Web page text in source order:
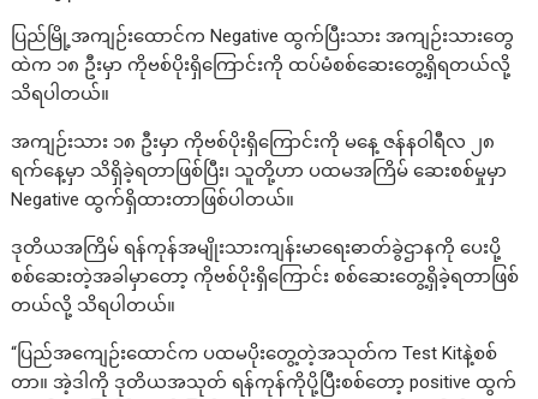
ပြည်မြို့အကျဉ်းထောင်က Negative ထွက်ပြီးသား အကျဉ်းသားတွေ
ထဲက ၁၈ ဦးမှာ ကိုဗစ်ပိုးရှိကြောင်းကို ထပ်မံစစ်ဆေးတွေ့ရှိရတယ်လို့
သိရပါတယ်။
အကျဉ်းသား ၁၈ ဦးမှာ ကိုဗစ်ပိုးရှိကြောင်းကို မနေ့ ဇန်နဝါရီလ ၂၈
ရက်နေ့မှာ သိရှိခဲ့ရတာဖြစ်ပြီး၊ သူတို့ဟာ ပထမအကြိမ် ဆေးစစ်မှုမှာ
Negative ထွက်ရှိထားတာဖြစ်ပါတယ်။
ဒုတိယအကြိမ် ရန်ကုန်အမျိုးသားကျန်းမာရေးဓာတ်ခွဲဌာနကို ပေးပို့
စစ်ဆေးတဲ့အခါမှာတော့ ကိုဗစ်ပိုးရှိကြောင်း စစ်ဆေးတွေ့ရှိခဲ့ရတာဖြစ်
တယ်လို့ သိရပါတယ်။
“ပြည်အကျေဉ်းထောင်က ပထမပိုးတွေ့တဲ့အသုတ်က Test Kitနဲ့စစ်
တာ။ အဲ့ဒါကို ဒုတိယအသုတ် ရန်ကုန်ကိုပို့ပြီးစစ်တော့ positive ထွက်